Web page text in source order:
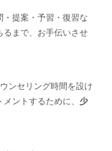
提案・予習・復習な
るまで、お手伝いさせ
ンセリング時間を設け
ントするために、 少